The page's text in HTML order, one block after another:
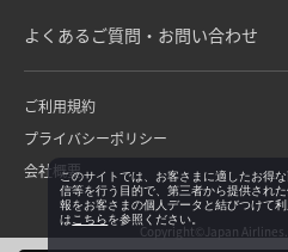
よくあるご質問・お問い合わせ
ご利用規約
プライバシーポリシー
会社概要
Copyright©Japan
このサイトでは、お客さまに適したお得
信等を行う目的で、第三者から提供され
報をお客さまの個人データと結びつけて
は こちらを参照ください。